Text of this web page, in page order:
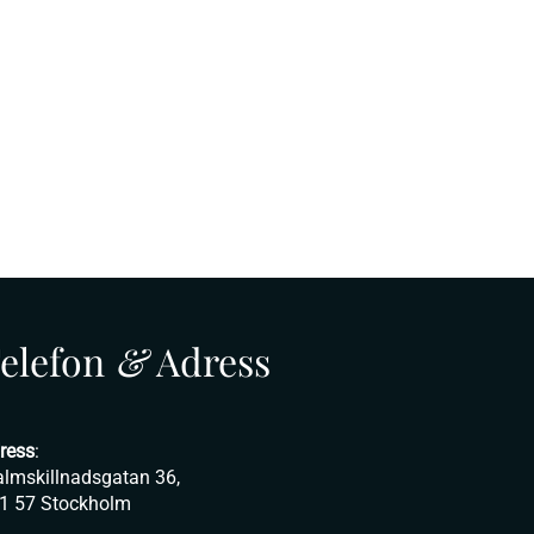
&Adress
:
36,
57 Stockholm